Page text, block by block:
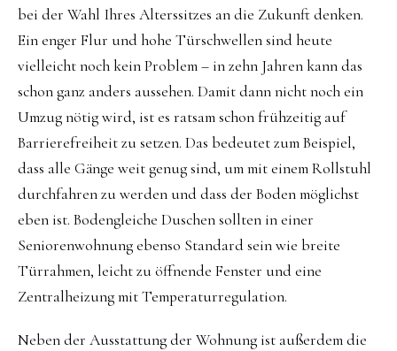
bei der Wahl Ihres Alterssitzes an die Zukunft denken.
Ein enger Flur und hohe Türschwellen sind heute
vielleicht noch kein Problem – in zehn Jahren kann das
schon ganz anders aussehen. Damit dann nicht noch ein
Umzug nötig wird, ist es ratsam schon frühzeitig auf
Barrierefreiheit zu setzen. Das bedeutet zum Beispiel,
dass alle Gänge weit genug sind, um mit einem Rollstuhl
durchfahren zu werden und dass der Boden möglichst
eben ist. Bodengleiche Duschen sollten in einer
Seniorenwohnung ebenso Standard sein wie breite
Türrahmen, leicht zu öffnende Fenster und eine
Zentralheizung mit Temperaturregulation.
Neben der Ausstattung der Wohnung ist außerdem die